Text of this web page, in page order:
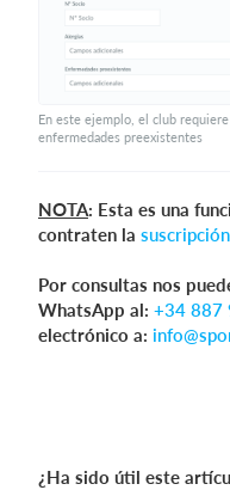
En este ejemplo, el club
enfermedades preexistentes
NOTA: Esta es una
contraten la
Por consultas nos
WhatsApp al: +34 887
electrónico a:
¿Ha sido útil este